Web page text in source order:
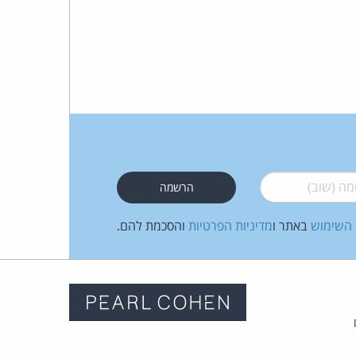
(שוב)*
השימוש באתר ומדיניות הפרטיות והסכמת להם.